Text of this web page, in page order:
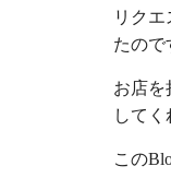
リク
たので
お店を
して
この